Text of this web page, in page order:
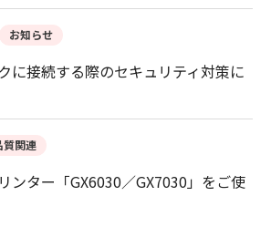
お知らせ
に接続する際のセキュリティ対策に
質関連
ンター「GX6030／GX7030」をご使